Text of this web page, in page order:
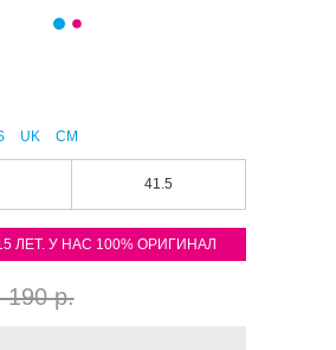
UK CM
41.5
ЛЕТ. У НАС 100% ОРИГИНАЛ
190 р.